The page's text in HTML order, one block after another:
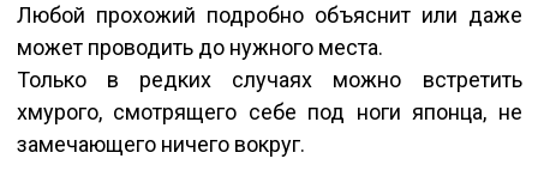
Любой прохожий подробно объяснит или даже
может проводить до нужного места.
Только в редких случаях можно встретить
хмурого, смотрящего себе под ноги японца, не
замечающего ничего вокруг.